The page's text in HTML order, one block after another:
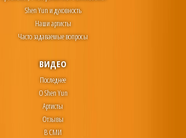
Shen Yun и духовность
Наши артисты
Часто задаваемые вопросы
ВИДЕО
Последнее
О Shen Yun
Артисты
Отзывы
В СМИ